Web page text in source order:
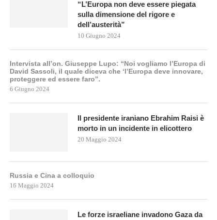
“L’Europa non deve essere piegata
sulla dimensione del rigore e
dell’austerità”
10 Giugno 2024
Intervista all’on. Giuseppe Lupo: “Noi vogliamo l’Europa di
David Sassoli, il quale diceva che ‘l’Europa deve innovare,
proteggere ed essere faro”.
6 Giugno 2024
Il presidente iraniano Ebrahim Raisi è
morto in un incidente in elicottero
20 Maggio 2024
Russia e Cina a colloquio
16 Maggio 2024
Le forze israeliane invadono Gaza da